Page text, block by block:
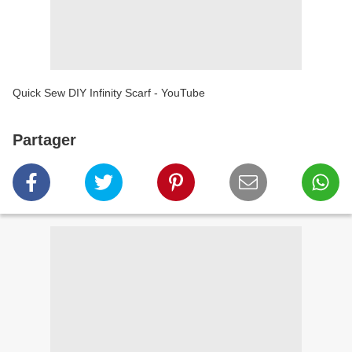
Quick Sew DIY Infinity Scarf - YouTube
Partager